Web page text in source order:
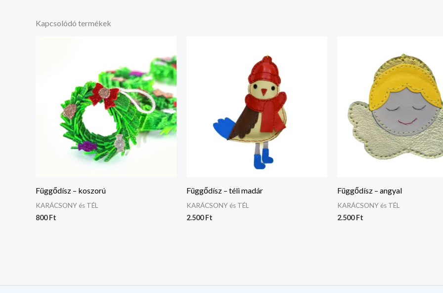
Kapcsolódó termékek
Függődísz – koszorú
KARÁCSONY és TÉL
800Ft
Függődísz – téli madár
KARÁCSONY és TÉL
2.500Ft
Függődísz – angyal
KARÁCSONY és TÉL
2.500Ft